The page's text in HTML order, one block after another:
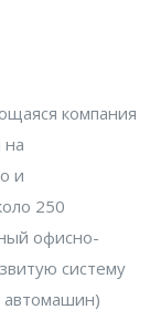
компания
на
и
250
офисно-
систему
автомашин)